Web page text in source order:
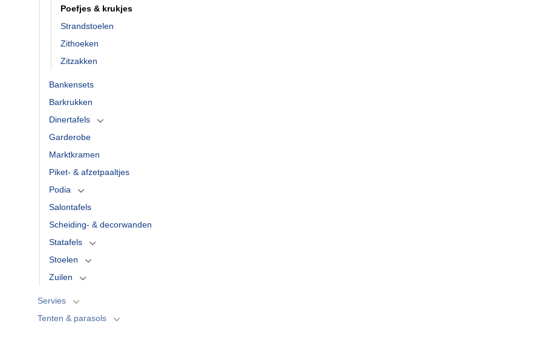
Poefjes & krukjes
Strandstoelen
Zithoeken
Zitzakken
Bankensets
Barkrukken
Dinertafels
Garderobe
Marktkramen
Piket- & afzetpaaltjes
Podia
Salontafels
Scheiding- & decorwanden
Statafels
Stoelen
Zuilen
Servies
Tenten & parasols